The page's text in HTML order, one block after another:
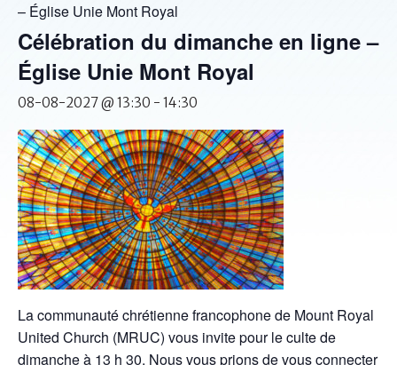
– Église Unie Mont Royal
Célébration du dimanche en ligne –
Église Unie Mont Royal
08-08-2027 @ 13:30 - 14:30
La communauté chrétienne francophone de Mount Royal
United Church (MRUC) vous invite pour le culte de
dimanche à 13 h 30. Nous vous prions de vous connecter